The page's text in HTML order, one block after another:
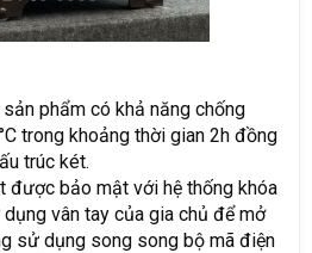
phẩm có khả năng chống
trong khoảng thời gian 2h đồng
trúc két.
được bảo mật với hệ thống khóa
vân tay của gia chủ để mở
sử dụng song song bộ mã điện